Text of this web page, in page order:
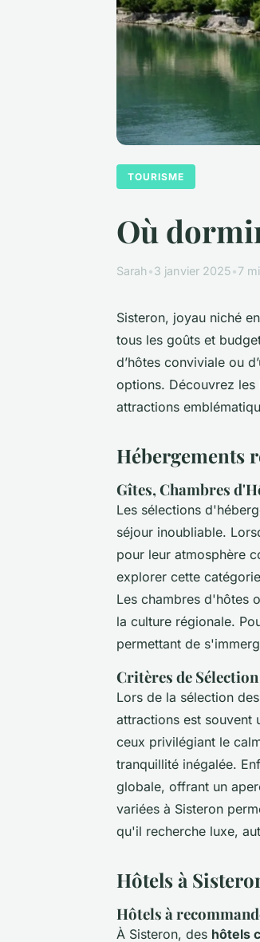
TOURISME
Où
Sarah•3 janvier 2025•7
Sisteron, joyau niché
tous les goûts et
d’hôtes conviviale ou
options. Découvrez
attractions
Hébergements
Gîtes, Chambres
Les sélections
séjour inoubliable.
pour leur atmosphère
explorer cette
Les chambres d'hôtes
la culture régionale.
permettant de
Critères de Sélection
Lors de la sélection
attractions est souvent
ceux privilégiant le
tranquillité inégalée.
globale, offrant un
variées à Sisteron
qu'il recherche luxe,
Hôtels à
Hôtels à
À Sisteron, des hôtels